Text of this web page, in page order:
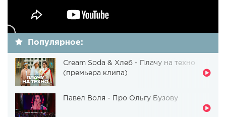
Популярное:
Cream Soda & Хлеб - Плачу на техно
(премьера клипа)
Павел Воля - Про Ольгу Бузову